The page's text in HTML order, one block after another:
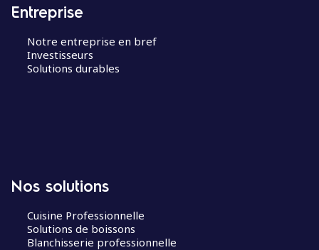
Entreprise
Notre entreprise en bref
Investisseurs
Solutions durables
Nos solutions
Cuisine Professionnelle
Solutions de boissons
Blanchisserie professionnelle